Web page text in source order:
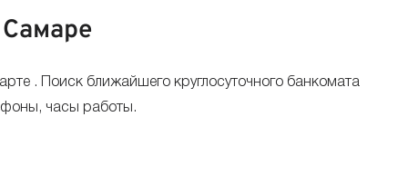
карты с моментальным решением
карты без посещения банка
. Поиск ближайшего круглосуточного банкомата
часы работы.